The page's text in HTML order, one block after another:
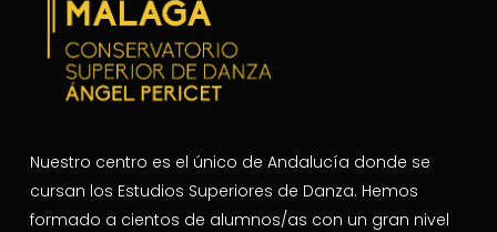
Nuestro centro es el único de Andalucía donde se
cursan los Estudios Superiores de Danza. Hemos
formado a cientos de alumnos/as con un gran nivel